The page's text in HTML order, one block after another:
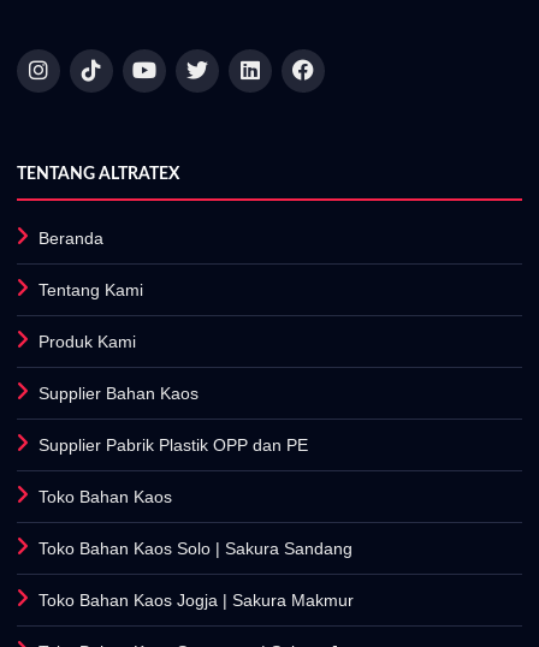
TENTANG ALTRATEX
Beranda
Tentang Kami
Produk Kami
Supplier Bahan Kaos
Supplier Pabrik Plastik OPP dan PE
Toko Bahan Kaos
Toko Bahan Kaos Solo | Sakura Sandang
Toko Bahan Kaos Jogja | Sakura Makmur